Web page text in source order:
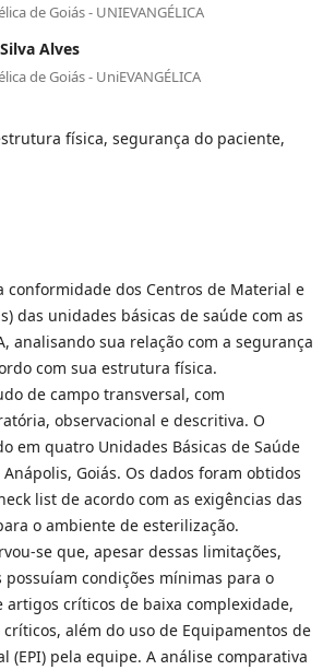
de Goiás - UNIEVANGÉLICA
Alves
de Goiás - UniEVANGÉLICA
física, segurança do paciente,
conformidade dos Centros de Material e
das unidades básicas de saúde com as
analisando sua relação com a segurança
com sua estrutura física.
de campo transversal, com
observacional e descritiva. O
em quatro Unidades Básicas de Saúde
Anápolis, Goiás. Os dados foram obtidos
list de acordo com as exigências das
o ambiente de esterilização.
se que, apesar dessas limitações,
possuíam condições mínimas para o
artigos críticos de baixa complexidade,
além do uso de Equipamentos de
(EPI) pela equipe. A análise comparativa